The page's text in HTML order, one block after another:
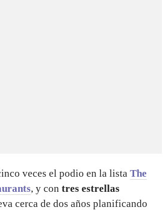
veces el podio en la lista The
, y con tres estrellas
cerca de dos años planificando